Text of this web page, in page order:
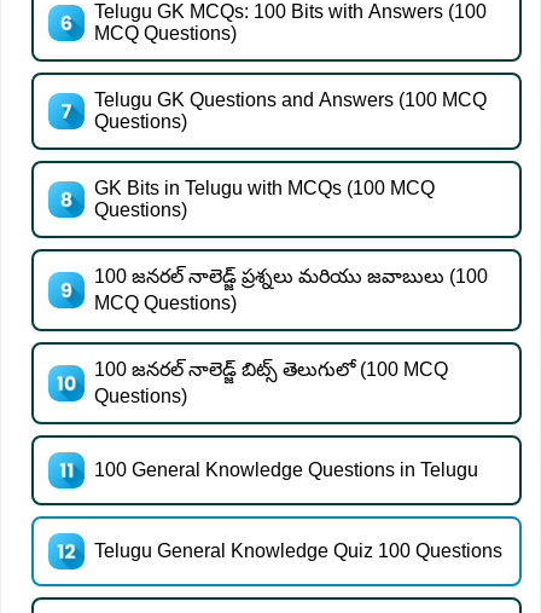
Telugu GK MCQs: 100 Bits with Answers (100
MCQ Questions)
Telugu GK Questions and Answers (100 MCQ
Questions)
GK Bits in Telugu with MCQs (100 MCQ
Questions)
100 జనరల్ నాలెడ్జ్ ప్రశ్నలు మరియు జవాబులు (100
MCQ Questions)
100 జనరల్ నాలెడ్జ్ బిట్స్ తెలుగులో (100 MCQ
Questions)
100 General Knowledge Questions in Telugu
Telugu General Knowledge Quiz 100 Questions